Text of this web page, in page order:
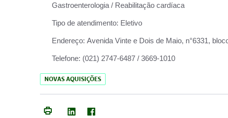
Gastroenterologia / Reabilitação cardíaca
Tipo de atendimento: Eletivo
Endereço: Avenida Vinte e Dois de Maio, n°6331,
Telefone: (021) 2747-6487 / 3669-1010
NOVAS AQUISIÇÕES